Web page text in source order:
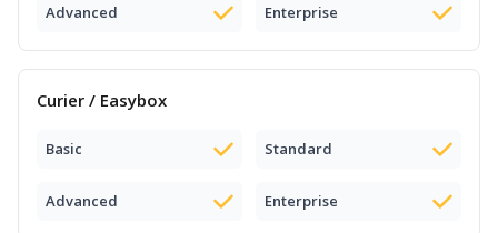
Advanced Enterprise
Curier / Easybox
Basic Standard
Advanced Enterprise